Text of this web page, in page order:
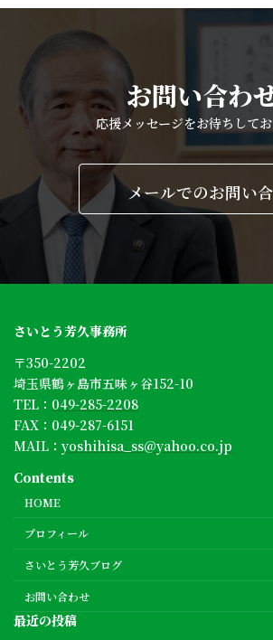
お問い合わ
応援メッセージをお待ちして
メールでのお問い
さいとう芳久事務所
〒350-2202
埼玉県鶴ヶ島市五味ヶ谷152-10
TEL： 049-285-2208
FAX：049-287-6151
MAIL： yoshihisa_ss@yahoo.co.jp
Contents
HOME
プロフィール
さいとう芳久ブログ
お問い合わせ
最近の投稿